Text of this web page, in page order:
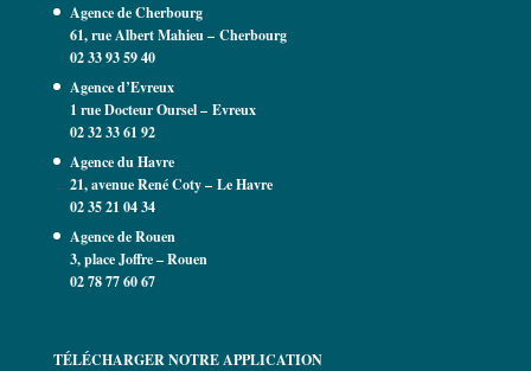
Agence de Cherbourg
61, rue Albert Mahieu – Cherbourg
02 33 93 59 40
Agence d’Evreux
1 rue Docteur Oursel – Evreux
02 32 33 61 92
Agence du Havre
21, avenue René Coty – Le Havre
02 35 21 04 34
Agence de Rouen
3, place Joffre – Rouen
02 78 77 60 67
TÉLÉCHARGER NOTRE APPLICATION